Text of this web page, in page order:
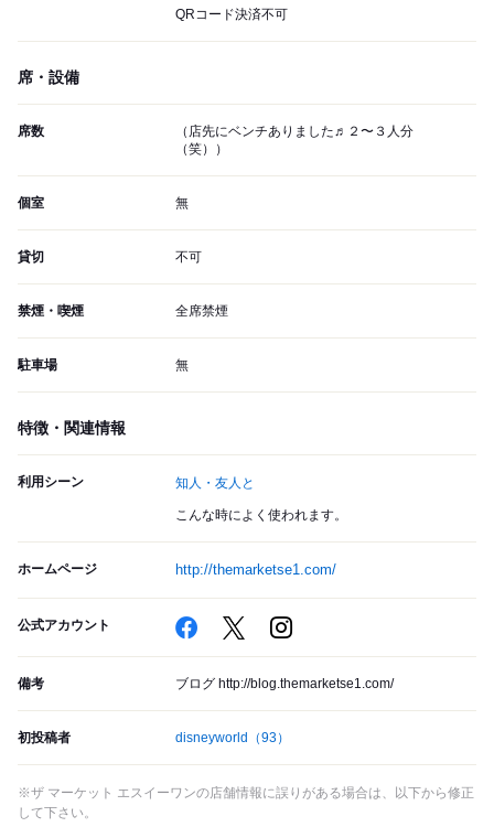
QRコード決済不可
席・設備
席数
（店先にベンチありました♬２〜３人分
（笑））
個室 無
貸切 不可
禁煙・喫煙 全席禁煙
駐車場 無
特徴・関連情報
利用シーン 知人・友人と
こんな時によく使われます。
ホームページ http://themarketse1.com/
公式アカウント
備考 ブログ http://blog.themarketse1.com/
初投稿者 disneyworld （93）
※ザ マーケット エスイーワンの店舗情報に誤りがある場合は、以下から修正
して下さい。